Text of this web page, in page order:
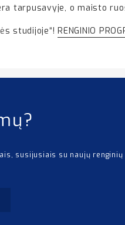
tarpusavyje, o maisto
studijoje“! RENGINIO
susijusiais su naujų renginių